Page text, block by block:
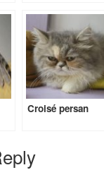
Croisé persan